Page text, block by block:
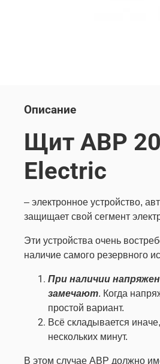
Описание
Щит АВР
Electric
– электронное устройство,
защищает свой сегмент
Эти устройства очень
наличие самого резервного
При наличии
замечают. Когда
простой вариант.
Всё складывается
нескольких минут.
В этом случае АВР должно